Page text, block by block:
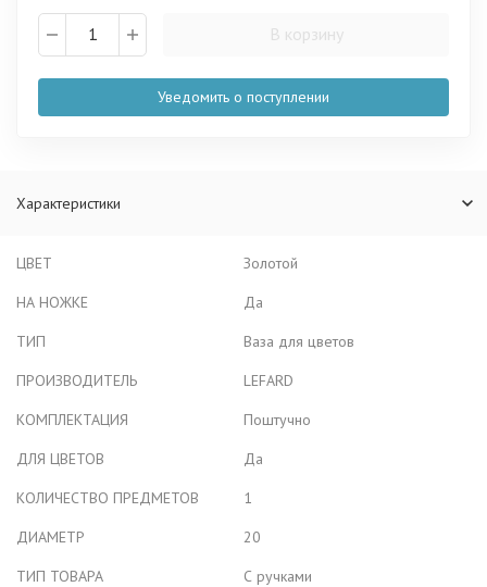
В корзину
Уведомить о поступлении
Характеристики
ЦВЕТ
Золотой
НА НОЖКЕ
Да
ТИП
Ваза для цветов
ПРОИЗВОДИТЕЛЬ
LEFARD
КОМПЛЕКТАЦИЯ
Поштучно
ДЛЯ ЦВЕТОВ
Да
КОЛИЧЕСТВО ПРЕДМЕТОВ
1
ДИАМЕТР
20
ТИП ТОВАРА
С ручками